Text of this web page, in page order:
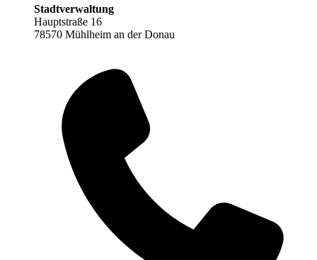
Stadtverwaltung
Hauptstraße 16
78570 Mühlheim an der Donau